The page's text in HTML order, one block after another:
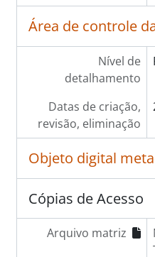
Área de controle
Nível de
detalhamento
Datas de criação,
revisão, eliminação
Objeto digital
Cópias de Acesso
Arquivo matriz